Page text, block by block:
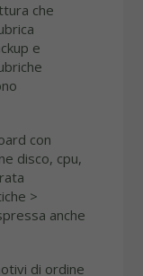
che
e
con
disco, cpu,
>
anche
di ordine